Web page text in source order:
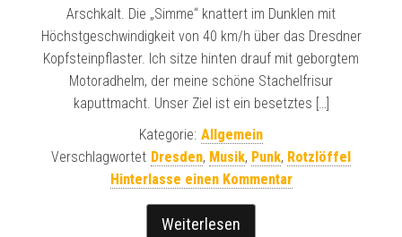
Arschkalt. Die „Simme“ knattert im Dunklen mit
Höchstgeschwindigkeit von 40 km/h über das Dresdner
Kopfsteinpflaster. Ich sitze hinten drauf mit geborgtem
Motoradhelm, der meine schöne Stachelfrisur
kaputtmacht. Unser Ziel ist ein besetztes […]
Kategorie: Allgemein
Verschlagwortet Dresden, Musik, Punk, Rotzlöffel
Hinterlasse einen Kommentar
Weiterlesen